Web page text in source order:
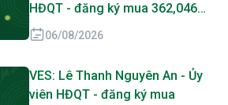
HĐQT - đăng ký mua 362,046
CP
06/08/2026
VES: Lê Thanh Nguyên An - Ủy
viên HĐQT - đăng ký mua